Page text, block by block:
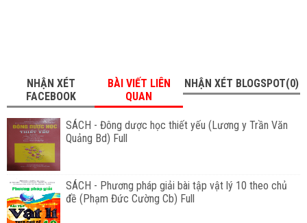
NHẬN XÉT
FACEBOOK
BÀI VIẾT LIÊN
QUAN
NHẬN XÉT BLOGSPOT(0)
SÁCH - Đông dược học thiết yếu (Lương y Trần Văn
Quảng Bd) Full
SÁCH - Phương pháp giải bài tập vật lý 10 theo chủ
đề (Phạm Đức Cường Cb) Full